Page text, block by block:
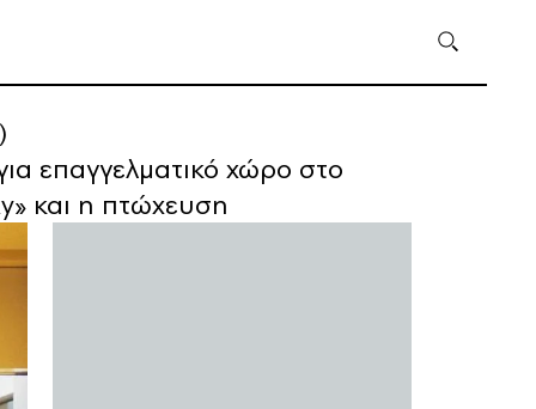
επαγγελματικό χώρο στο
και η πτώχευση